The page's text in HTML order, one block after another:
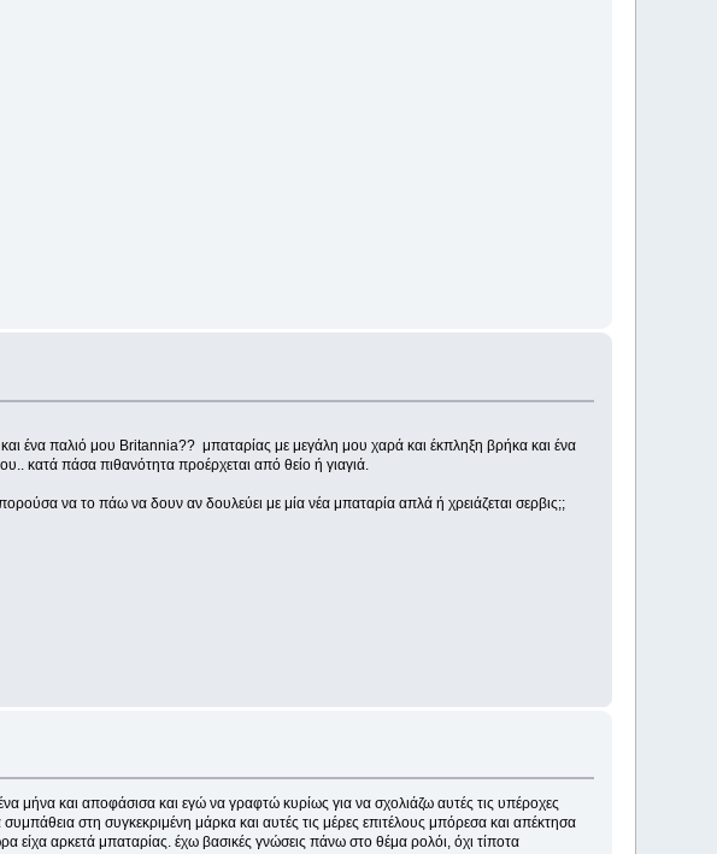
ένα παλιό μου Britannia?? μπαταρίας με μεγάλη μου χαρά και έκπληξη βρήκα και ένα
κατά πάσα πιθανότητα προέρχεται από θείο ή γιαγιά.
να το πάω να δουν αν δουλεύει με μία νέα μπαταρία απλά ή χρειάζεται σερβις;;
και αποφάσισα και εγώ να γραφτώ κυρίως για να σχολιάζω αυτές τις υπέροχες
στη συγκεκριμένη μάρκα και αυτές τις μέρες επιτέλους μπόρεσα και απέκτησα
αρκετά μπαταρίας. έχω βασικές γνώσεις πάνω στο θέμα ρολόι, όχι τίποτα